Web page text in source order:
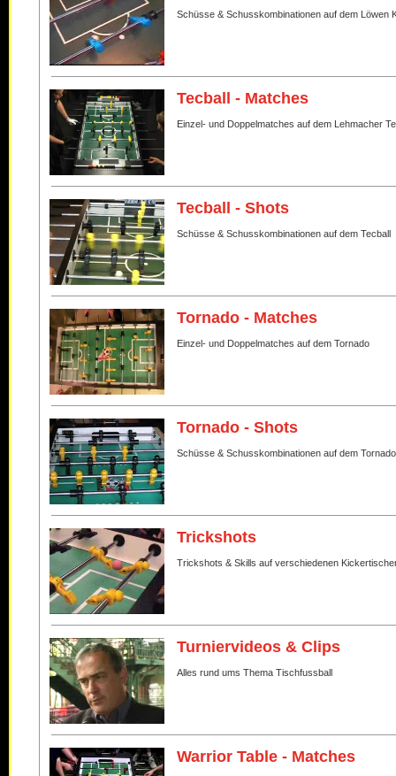
Schüsse & Schusskombinationen auf dem Löwen
Tecball - Matches
Einzel- und Doppelmatches auf dem Lehmacher
Tecball - Shots
Schüsse & Schusskombinationen auf dem Tecball
Tornado - Matches
Einzel- und Doppelmatches auf dem Tornado
Tornado - Shots
Schüsse & Schusskombinationen auf dem
Trickshots
Trickshots & Skills auf verschiedenen
Turniervideos & Clips
Alles rund ums Thema Tischfussball
Warrior Table - Matches